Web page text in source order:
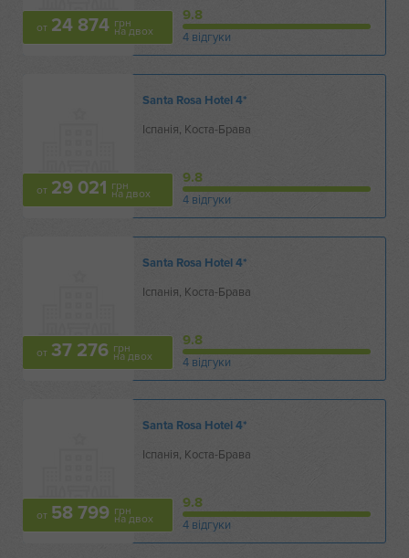
от 24 874 грн
на двох
9.8
4 відгуки
от 29 021 грн
на двох
Santa Rosa Hotel4*
Іспанія, Коста-Брава
9.8
4 відгуки
от 37 276 грн
на двох
Santa Rosa Hotel4*
Іспанія, Коста-Брава
9.8
4 відгуки
от 58 799 грн
на двох
Santa Rosa Hotel4*
Іспанія, Коста-Брава
9.8
4 відгуки